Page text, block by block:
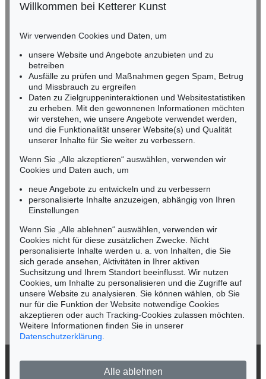
HESSEN
Miriam Heß
Tel.: +49 (0)62 21 58 80-038
Fax: +49 (0)62 21 58 80-595
infoheidelberg@kettererkunst.de
NORDDEUTSCHLAND
Nico Kassel, M.A.
Mobil: +49 (0)171 8618661
n.kassel@kettererkunst.de
Keine Auktion mehr verpassen!
Wir informieren Sie rechtzeitig.
Jetzt zum Newsletter anmelden >
Willkommen bei Ketterer Kunst
Wir verwenden Cookies und Daten, um
unsere Website und Angebote anzubieten und zu
betreiben
Ausfälle zu prüfen und Maßnahmen gegen Spam, Betrug
und Missbrauch zu ergreifen
Daten zu Zielgruppeninteraktionen und Websitestatistiken
zu erheben. Mit den gewonnenen Informationen möchten
wir verstehen, wie unsere Angebote verwendet werden,
und die Funktionalität unserer Website(s) und Qualität
unserer Inhalte für Sie weiter zu verbessern.
Wenn Sie „Alle akzeptieren“ auswählen, verwenden wir
Cookies und Daten auch, um
neue Angebote zu entwickeln und zu verbessern
personalisierte Inhalte anzuzeigen, abhängig von Ihren
Einstellungen
Wenn Sie „Alle ablehnen“ auswählen, verwenden wir
Cookies nicht für diese zusätzlichen Zwecke. Nicht
personalisierte Inhalte werden u. a. von Inhalten, die Sie
sich gerade ansehen, Aktivitäten in Ihrer aktiven
Suchsitzung und Ihrem Standort beeinflusst. Wir nutzen
Cookies, um Inhalte zu personalisieren und die Zugriffe auf
unsere Website zu analysieren. Sie können wählen, ob Sie
nur für die Funktion der Website notwendige Cookies
akzeptieren oder auch Tracking-Cookies zulassen möchten.
Weitere Informationen finden Sie in unserer
Datenschutzerklärung
Alle ablehnen